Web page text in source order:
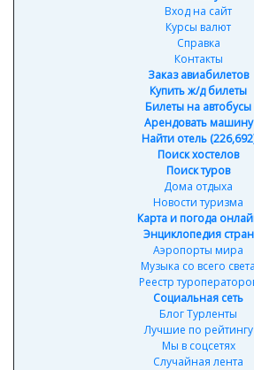
Вход на сайт
Курсы валют
Справка
Контакты
Заказ авиабилетов
Купить ж/д билеты
Билеты на автобусы
Арендовать машину
Найти отель
Поиск хостелов
Поиск туров
Дома отдыха
Новости туризма
Карта и погода
Энциклопедия стран
Аэропорты мира
Музыка со всего света
Реестр
Социальная сеть
Блог Турленты
Лучшие по рейтингу
Мы в соцсетях
Случайная лента